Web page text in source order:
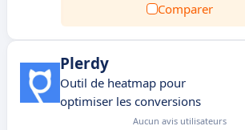
Comparer
Plerdy
Outil de heatmap pour
optimiser les conversions
Aucun avis utilisateurs